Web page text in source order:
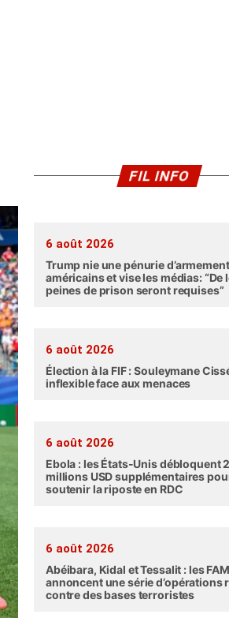
FIL INFO
6 août 2026
Trump nie une pénurie
américains et vise les médias: “De
peines de prison seront requises”
6 août 2026
Élection à la FIF : Souleymane
inflexible face aux menaces
6 août 2026
Ebola : les États-Unis débloquent
millions USD supplémentaires
soutenir la riposte en RDC
6 août 2026
Abéibara, Kidal et Tessalit : les
annoncent une série d’opérations
contre des bases terroristes